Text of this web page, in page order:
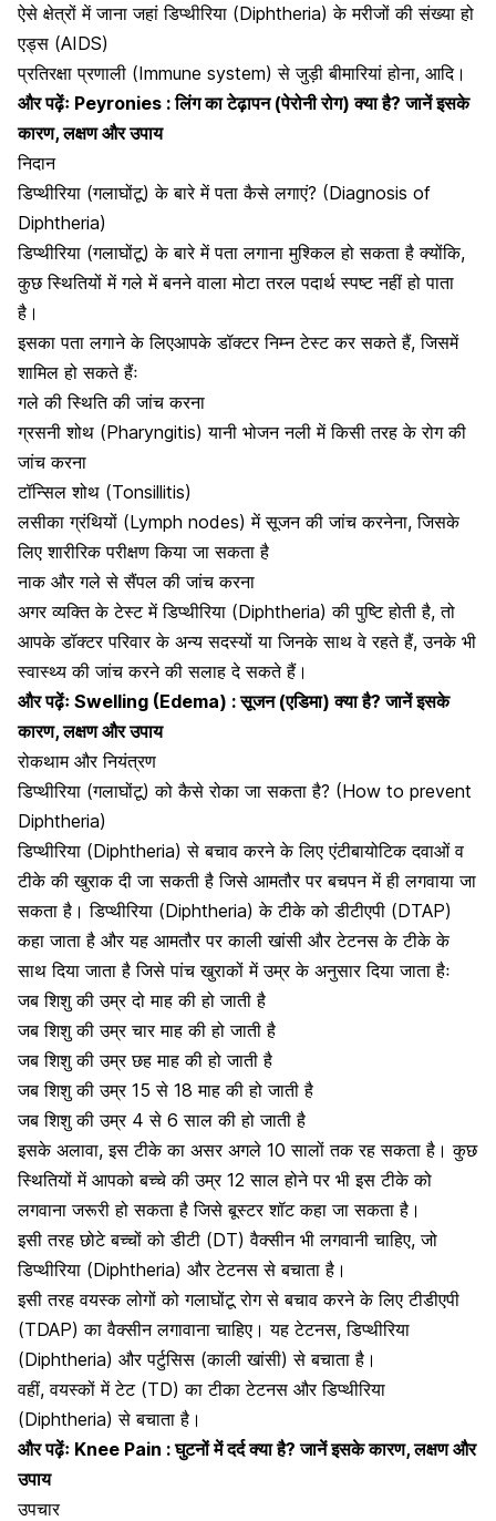
ऐसे क्षेत्रों में जाना जहां डिप्थीरिया (Diphtheria) के मरीजों की संख्या हो
एड्स (AIDS)
प्रतिरक्षा प्रणाली (Immune system) से जुड़ी बीमारियां होना, आदि।
और पढ़ेंः Peyronies : लिंग का टेढ़ापन (पेरोनी रोग) क्या है? जानें इसके
कारण, लक्षण और उपाय
निदान
डिप्थीरिया (गलाघोंटू) के बारे में पता कैसे लगाएं? (Diagnosis of
Diphtheria)
डिप्थीरिया (गलाघोंटू) के बारे में पता लगाना मुश्किल हो सकता है क्योंकि,
कुछ स्थितियों में गले में बनने वाला मोटा तरल पदार्थ स्पष्ट नहीं हो पाता
है।
इसका पता लगाने के लिएआपके डॉक्टर निम्न टेस्ट कर सकते हैं, जिसमें
शामिल हो सकते हैंः
गले की स्थिति की जांच करना
ग्रसनी शोथ (Pharyngitis) यानी भोजन नली में किसी तरह के रोग की
जांच करना
टॉन्सिल शोथ (Tonsillitis)
लसीका ग्रंथियों (Lymph nodes) में सूजन की जांच करनेना, जिसके
लिए शारीरिक परीक्षण किया जा सकता है
नाक और गले से सैंपल की जांच करना
अगर व्यक्ति के टेस्ट में डिप्थीरिया (Diphtheria) की पुष्टि होती है, तो
आपके डॉक्टर परिवार के अन्य सदस्यों या जिनके साथ वे रहते हैं, उनके भी
स्वास्थ्य की जांच करने की सलाह दे सकते हैं।
और पढ़ेंः Swelling (Edema) : सूजन (एडिमा) क्या है? जानें इसके
कारण, लक्षण और उपाय
रोकथाम और नियंत्रण
डिप्थीरिया (गलाघोंटू) को कैसे रोका जा सकता है? (How to prevent
Diphtheria)
डिप्थीरिया (Diphtheria) से बचाव करने के लिए एंटीबायोटिक दवाओं व
टीके की खुराक दी जा सकती है जिसे आमतौर पर बचपन में ही लगवाया जा
सकता है। डिप्थीरिया (Diphtheria) के टीके को डीटीएपी (DTAP)
कहा जाता है और यह आमतौर पर काली खांसी और टेटनस के टीके के
साथ दिया जाता है जिसे पांच खुराकों में उम्र के अनुसार दिया जाता हैः
जब शिशु की उम्र दो माह की हो जाती है
जब शिशु की उम्र चार माह की हो जाती है
जब शिशु की उम्र छह माह की हो जाती है
जब शिशु की उम्र 15 से 18 माह की हो जाती है
जब शिशु की उम्र 4 से 6 साल की हो जाती है
इसके अलावा, इस टीके का असर अगले 10 सालों तक रह सकता है। कुछ
स्थितियों में आपको बच्चे की उम्र 12 साल होने पर भी इस टीके को
लगवाना जरूरी हो सकता है जिसे बूस्टर शॉट कहा जा सकता है।
इसी तरह छोटे बच्चों को डीटी (DT) वैक्सीन भी लगवानी चाहिए, जो
डिप्थीरिया (Diphtheria) और टेटनस से बचाता है।
इसी तरह वयस्क लोगों को गलाघोंटू रोग से बचाव करने के लिए टीडीएपी
(TDAP) का वैक्सीन लगावाना चाहिए। यह टेटनस, डिप्थीरिया
(Diphtheria) और पर्टुसिस (काली खांसी) से बचाता है।
वहीं, वयस्कों में टेट (TD) का टीका टेटनस और डिप्थीरिया
(Diphtheria) से बचाता है।
और पढ़ेंः Knee Pain : घुटनों में दर्द क्या है? जानें इसके कारण, लक्षण और
उपाय
उपचार